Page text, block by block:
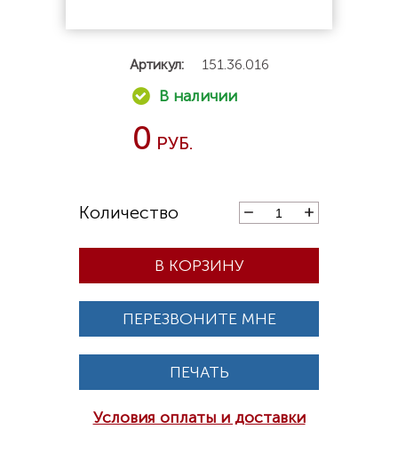
Артикул: 151.36.016
0
В КОРЗИНУ
ПЕРЕЗВОНИТЕ МНЕ
ПЕЧАТЬ
Условия оплаты и доставки